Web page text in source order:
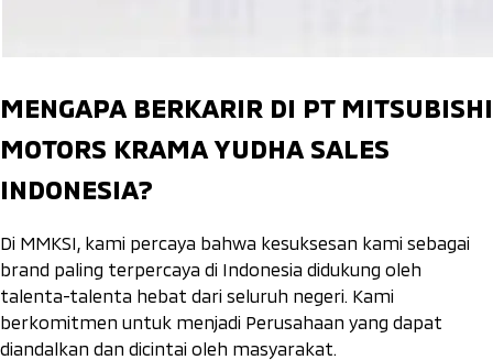
MENGAPA BERKARIR DI PT MITSUBISHI
MOTORS KRAMA YUDHA SALES
INDONESIA?
Di MMKSI, kami percaya bahwa kesuksesan kami sebagai
brand paling terpercaya di Indonesia didukung oleh
talenta-talenta hebat dari seluruh negeri. Kami
berkomitmen untuk menjadi Perusahaan yang dapat
diandalkan dan dicintai oleh masyarakat.